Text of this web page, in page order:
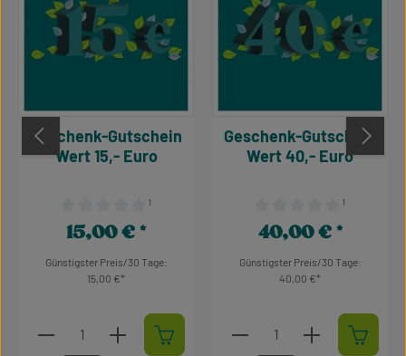
Durchschnittliche Bewertung von 0 von 5 Sternen
¹
Geschenk-Gutschein
Wert 15,- Euro
Regulärer Preis:
15,00 €
Günstigster Preis/30 Tage:
15,00 €
Produkt Anzahl: Gib den gewünschten Wert ein
Durchschnittliche
¹
Geschenk-Gutschein
Wert 40,- Euro
Regulärer Preis:
40,00 €
Günstigster Preis/30 Tage:
40,00 €
Produkt Anzahl: Gib